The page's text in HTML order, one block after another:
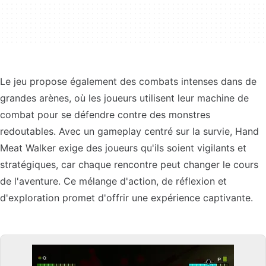
Le jeu propose également des combats intenses dans de
grandes arènes, où les joueurs utilisent leur machine de
combat pour se défendre contre des monstres
redoutables. Avec un gameplay centré sur la survie, Hand
Meat Walker exige des joueurs qu'ils soient vigilants et
stratégiques, car chaque rencontre peut changer le cours
de l'aventure. Ce mélange d'action, de réflexion et
d'exploration promet d'offrir une expérience captivante.